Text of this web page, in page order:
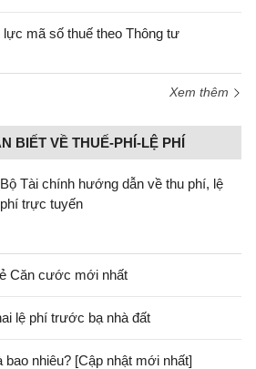
mã số thuế theo Thông tư
Xem thêm
BIẾT VỀ THUẾ-PHÍ-LỆ PHÍ
Bộ Tài chính hướng dẫn về thu phí, lệ
phí trực tuyến
Căn cước mới nhất
lệ phí trước bạ nhà đất
bao nhiêu? [Cập nhật mới nhất]